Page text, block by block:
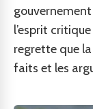
l’esprit
regrette que
faits et les